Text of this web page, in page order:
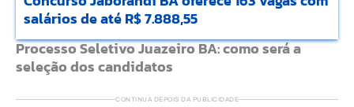
salários de até R$ 7.888,55
Processo Seletivo Juazeiro BA: como será a
seleção dos candidatos
CONTINUA DEPOIS DA PUBLICIDADE